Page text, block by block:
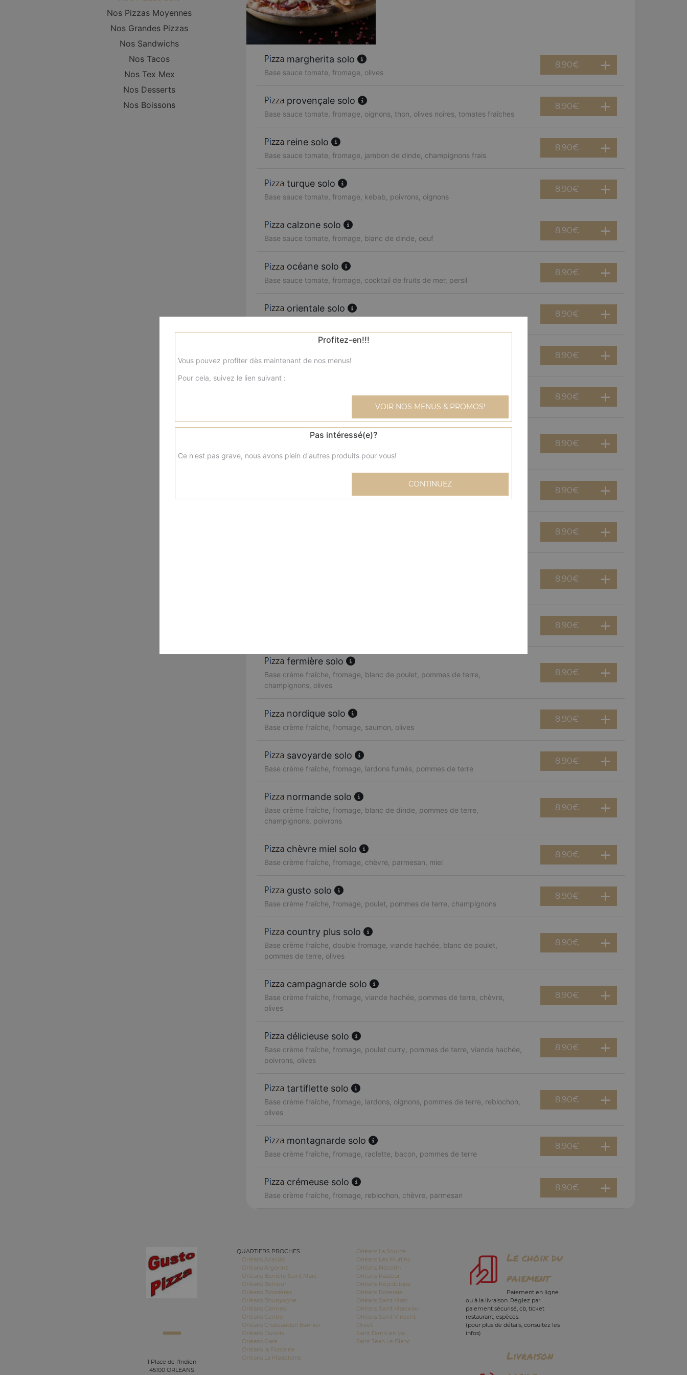
Nos Pizzas Moyennes
Nos Grandes Pizzas
Nos Sandwichs
Nos Tacos
Nos Tex Mex
Nos Desserts
Nos Boissons
margherita solo
Base sauce tomate, fromage, olives
8.90€
provençale solo
Base sauce tomate, fromage, oignons, thon, olives noires, tomates fraîches
8.90€
reine solo
Base sauce tomate, fromage, jambon de dinde, champignons frais
8.90€
turque solo
Base sauce tomate, fromage, kebab, poivrons, oignons
8.90€
calzone solo
Base sauce tomate, fromage, blanc de dinde, oeuf
8.90€
océane solo
Base sauce tomate, fromage, cocktail de fruits de mer, persil
8.90€
orientale solo
8.90€
Base sauce tomate, fromage, viande hachée, boursin, oignons
8.90€
Base sauce tomate, fromage, reblochon, chèvre, parmesan
8.90€
texane solo
frais, olives
8.90€
Base sauce tomate, fromage, blanc de poulet, oignons, merguez, olives
8.90€
8.90€
8.90€
8.90€
fermière solo
Base crème fraîche, fromage, blanc de poulet, pommes de terre,
champignons, olives
8.90€
nordique solo
Base crème fraîche, fromage, saumon, olives
8.90€
savoyarde solo
Base crème fraîche, fromage, lardons fumés, pommes de terre
8.90€
normande solo
Base crème fraîche, fromage, blanc de dinde, pommes de terre,
champignons, poivrons
8.90€
chèvre miel solo
Base crème fraîche, fromage, chèvre, parmesan, miel
8.90€
gusto solo
Base crème fraîche, fromage, poulet, pommes de terre, champignons
8.90€
country plus solo
Base crème fraîche, double fromage, viande hachée, blanc de poulet,
pommes de terre, olives
8.90€
campagnarde solo
Base crème fraîche, fromage, viande hachée, pommes de terre, chèvre,
olives
8.90€
délicieuse solo
Base crème fraîche, fromage, poulet curry, pommes de terre, viande hachée,
poivrons, olives
8.90€
tartiflette solo
Base crème fraîche, fromage, lardons, oignons, pommes de terre, reblochon,
olives
8.90€
montagnarde solo
Base crème fraîche, fromage, raclette, bacon, pommes de terre
8.90€
crémeuse solo
Base crème fraîche, fromage, reblochon, chèvre, parmesan
8.90€
1 Place de l'Indien
45100 ORLEANS
QUARTIERS PROCHES
Orléans Acacias
Orléans Argonne
Orléans Barrière Saint Marc
Orléans Belneuf
Orléans Blossières
Orléans Bourgogne
Orléans Carmes
Orléans Centre
Orléans Chateaudun Bannier
Orléans Dunois
Orléans Gare
Orléans la Fontaine
Orléans La Madeleine
Orléans La Source
Orléans Les Murlins
Orléans Nécotin
Orléans Pasteur
Orléans République
Orléans Roseraie
Orléans Saint Marc
Orléans Saint Marceau
Orléans Saint Vincent
Olivet
Saint Denis en Val
Saint Jean Le Blanc
Le choix du
paiement
Paiement en ligne
ou à la livraison. Réglez par
paiement sécurisé, cb, ticket
restaurant, espèces.
(pour plus de détails, consultez les
infos)
Livraison
Profitez-en!!!
Vous pouvez profiter dès maintenant de nos menus!
Pour cela, suivez le lien suivant :
VOIR NOS MENUS & PROMOS!
Pas intéressé(e)?
Ce n'est pas grave, nous avons plein d'autres produits pour vous!
CONTINUEZ